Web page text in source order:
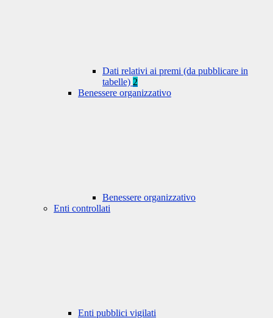
Dati relativi ai premi (da pubblicare in
tabelle) 2
Benessere organizzativo
Benessere organizzativo
Enti controllati
Enti pubblici vigilati